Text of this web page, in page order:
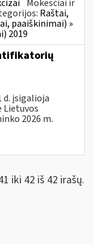
Mokesčiai ir
Raštai,
paaiškinimai) »
2019
d. įsigalioja
Lietuvos
2026 m.
iki 42 iš 42 irašų.